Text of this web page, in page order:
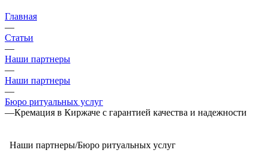
Главная
—
Статьи
—
Наши партнеры
—
Наши партнеры
—
Бюро ритуальных услуг
—Кремация в Киржаче с гарантией качества и надежности
Наши партнеры/Бюро ритуальных услуг